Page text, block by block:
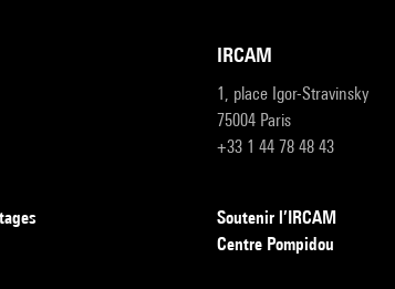
IRCAM
1, place Igor-Stravinsky
75004 Paris
+33 1 44 78 48 43
Soutenir l’IRCAM
Centre Pompidou